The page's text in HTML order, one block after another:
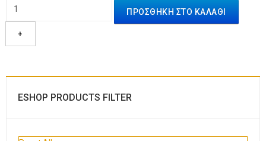
+
ESHOP PRODUCTS FILTER